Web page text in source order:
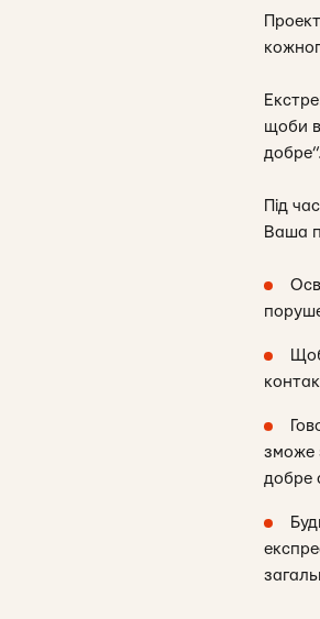
щоби
добре”.
Під
Ваша
зможе
добре